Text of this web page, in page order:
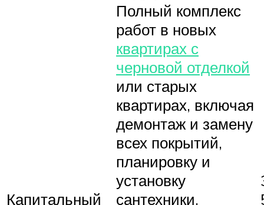
Капитальный
Полный комплекс
работ в новых
квартирах с
черновой отделкой
или старых
квартирах, включая
демонтаж и замену
всех покрытий,
планировку и
установку
сантехники,